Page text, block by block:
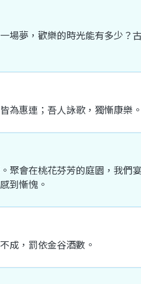
一場夢 ，歡樂的時光能有多少 ？
皆為惠連 ；吾人詠歌 ， 獨慚康樂 。
。 聚會在桃花芬芳的庭園 ，我們
感到慚愧 。
不成 ， 罰依金谷酒數 。